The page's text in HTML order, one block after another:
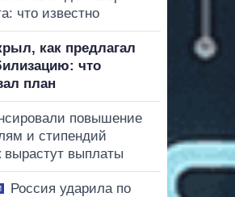
что известно
как предлагал
что
план
повышение
и стипендий
вырастут выплаты
Россия ударила по